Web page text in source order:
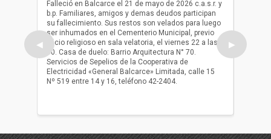
◀
Falleció en Balcarce el 21 de mayo de 2026 c.a.s.r. y
b.p. Familiares, amigos y demas deudos participan
su fallecimiento. Sus restos son velados para luego
ser inhumados en el Cementerio Municipal, previo
oficio religioso en sala velatoria, el viernes 22 a las
10. Casa de duelo: Barrio Arquitectura N° 70.
Servicios de Sepelios de la Cooperativa de
Electricidad «General Balcarce» Limitada, calle 15
Nº 519 entre 14 y 16, teléfono 42-2404.
ser
oficio
▶